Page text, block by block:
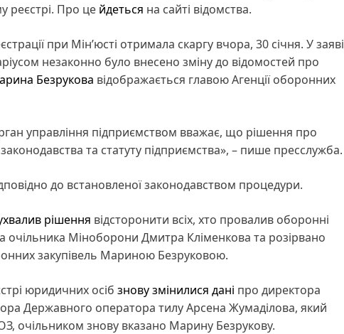
реєстрі. Про це йдеться на сайті відомства.
при Мін’юсті отримала скаргу вчора, 30 січня. У заяві
незаконно було внесено зміну до відомостей про
Безрукова відображається главою Агенції оборонних
управління підприємством вважає, що рішення про
та статуту підприємства», – пише пресслужба.
до встановленої законодавством процедури.
рішення відсторонити всіх, хто провалив оборонні
очільника Міноборони Дмитра Кліменкова та розірвано
закупівель Мариною Безруковою.
юридичних осіб знову змінилися дані про директора
Державного оператора тилу Арсена Жумаділова, який
очільником знову вказано Марину Безрукову.